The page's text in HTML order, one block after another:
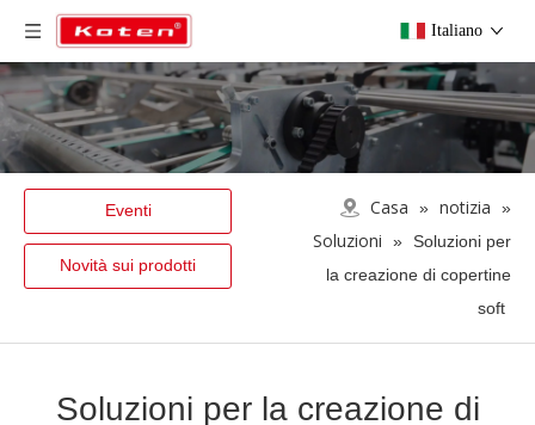
Italiano
Eventi
Novità sui prodotti
Casa » notizia »
Soluzioni » Soluzioni per
la creazione di copertine
soft
Soluzioni per la creazione di